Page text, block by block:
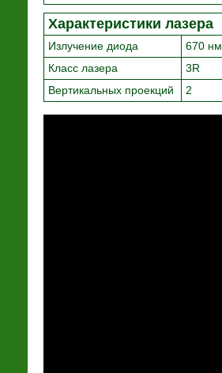
Характеристики лазера
Излучение диода 670 нм
Класс лазера
3R
Вертикальных проекций 2